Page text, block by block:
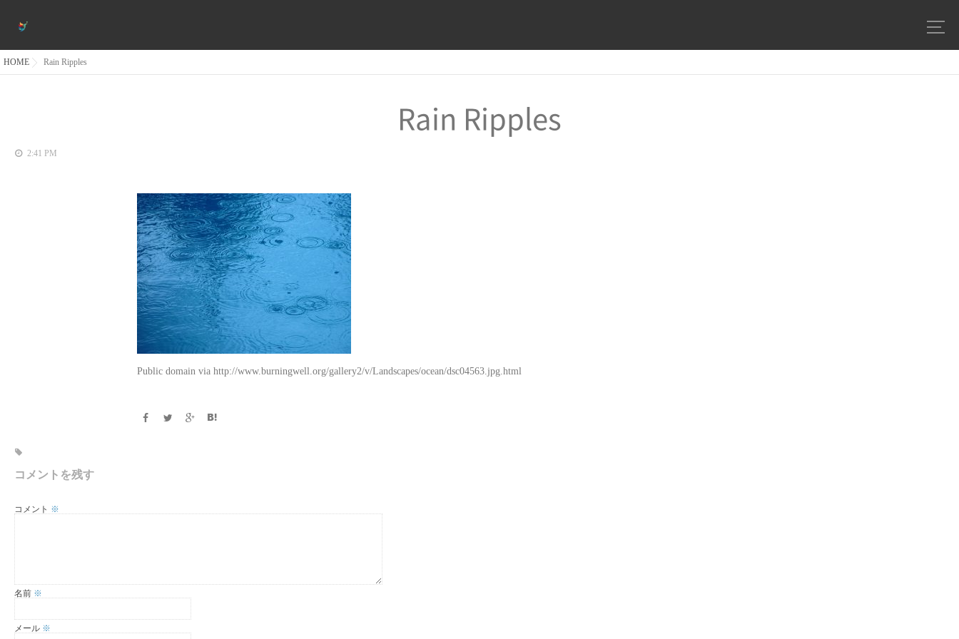
HOME Rain Ripples
Rain Ripples
2:41 PM
Public domain via http://www.burningwell.org/gallery2/v/Landscapes/ocean/dsc04563.jpg.html
コメントを残す
コメント ※
名前 ※
メール ※